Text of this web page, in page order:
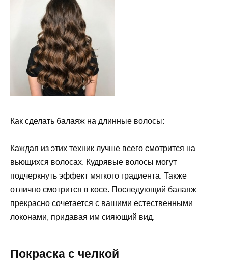
Как сделать балаяж на длинные волосы:
Каждая из этих техник лучше всего смотрится на
вьющихся волосах. Кудрявые волосы могут
подчеркнуть эффект мягкого градиента. Также
отлично смотрится в косе. Последующий балаяж
прекрасно сочетается с вашими естественными
локонами, придавая им сияющий вид.
Покраска с челкой